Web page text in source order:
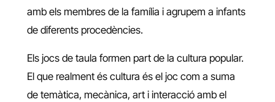
amb els membres de la família i agrupem a infants
de diferents procedències.
Els jocs de taula formen part de la cultura popular.
El que realment és cultura és el joc com a suma
de temàtica, mecànica, art i interacció amb el